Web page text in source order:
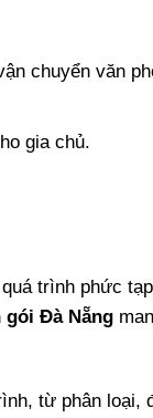
chuyển văn
gia chủ.
trình phức
gói Đà Nẵng
từ phân loại,